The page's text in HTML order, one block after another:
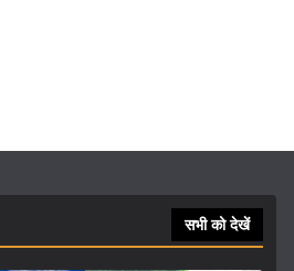
सभी को देखें